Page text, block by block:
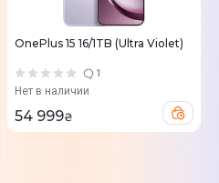
OnePlus 15 16/1TB (Ultra Violet)
1
Нет в наличии
54 999₴